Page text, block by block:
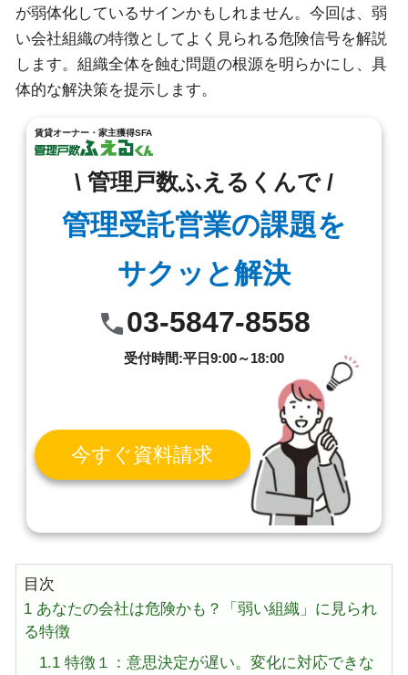
が弱体化しているサインかもしれません。今回は、弱
い会社組織の特徴としてよく見られる危険信号を解説
します。組織全体を蝕む問題の根源を明らかにし、具
体的な解決策を提示します。
賃貸オーナー・家主獲得SFA
\ 管理戸数ふえるくんで /
管理受託営業の課題を
サクッと解決
03-5847-8558
受付時間:平日9:00～18:00
今すぐ資料請求
目次
1 あなたの会社は危険かも？「弱い組織」に見られ
る特徴
1.1特徴１：意思決定が遅い。変化に対応できな